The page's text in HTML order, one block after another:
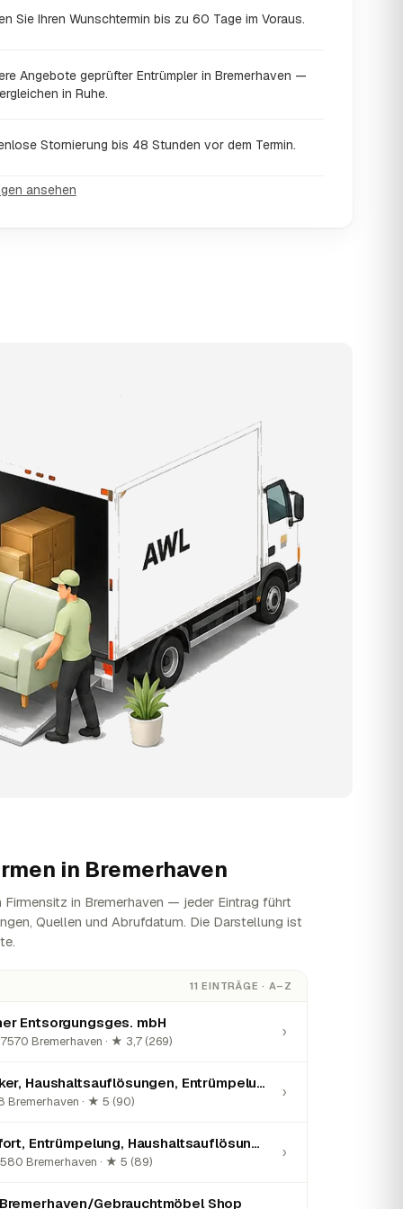
Sie Ihren Wunschtermin bis zu 60 Tage im Voraus.
Angebote geprüfter Entrümpler in Bremerhaven —
in Ruhe.
Stornierung bis 48 Stunden vor dem Termin.
ansehen
in Bremerhaven
in Bremerhaven — jeder Eintrag führt
Quellen und Abrufdatum. Die Darstellung ist
11 EINTRÄGE · A–Z
Entsorgungsges. mbH
Bremerhaven · ★ 3,7 (269)
›
Die Seestadtpacker, Haushaltsauflösungen, Entrümpelungen, Transporte
Bremerhaven · ★ 5 (90)
›
Entrümpelung Sofort, Entrümpelung, Haushaltsauflösung, Abrissarbeiten
Bremerhaven · ★ 5 (89)
›
Gebrauchtmöbel Shop